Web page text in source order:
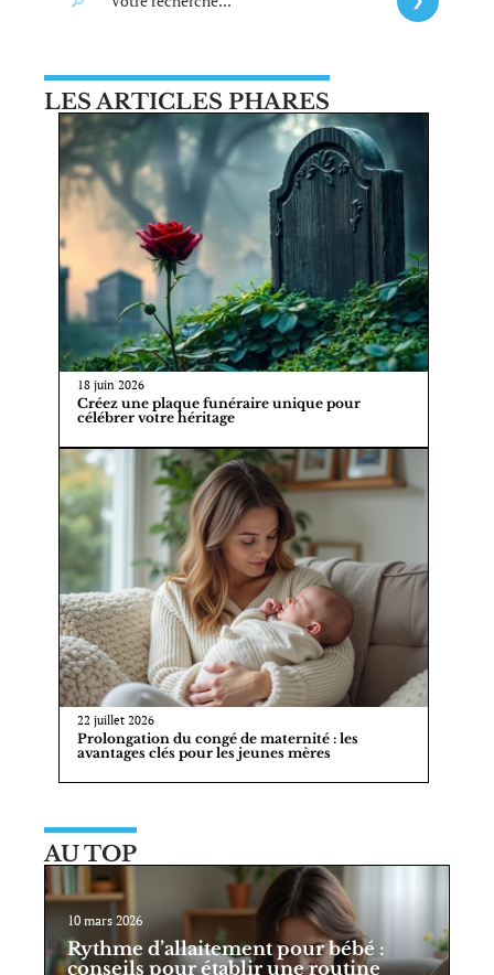
LES ARTICLES PHARES
18 juin 2026
Créez une plaque funéraire unique pour
célébrer votre héritage
22 juillet 2026
Prolongation du congé de maternité : les
avantages clés pour les jeunes mères
AU TOP
10 mars 2026
Rythme d’allaitement pour bébé :
conseils pour établir une routine